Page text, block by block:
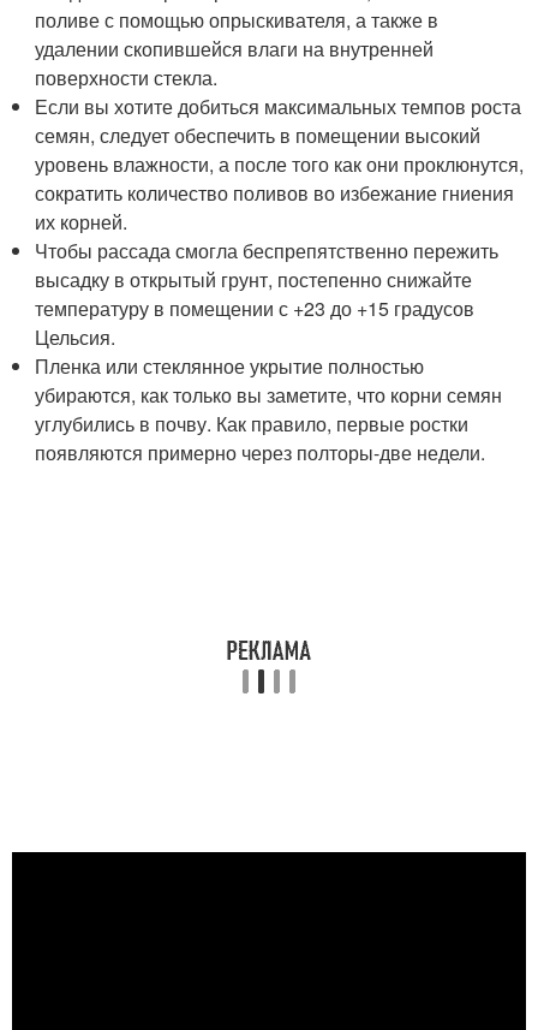
поливе с помощью опрыскивателя, а также в
удалении скопившейся влаги на внутренней
поверхности стекла.
Если вы хотите добиться максимальных темпов роста
семян, следует обеспечить в помещении высокий
уровень влажности, а после того как они проклюнутся,
сократить количество поливов во избежание гниения
их корней.
Чтобы рассада смогла беспрепятственно пережить
высадку в открытый грунт, постепенно снижайте
температуру в помещении с +23 до +15 градусов
Цельсия.
Пленка или стеклянное укрытие полностью
убираются, как только вы заметите, что корни семян
углубились в почву. Как правило, первые ростки
появляются примерно через полторы-две недели.